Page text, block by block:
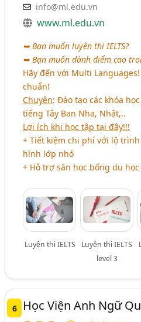
info@ml.edu.vn
www.ml.edu.vn
➥ Bạn muốn luyện thi IELTS?
➥ Bạn muốn dành điểm cao
Hãy đến với Multi
chuẩn!
Chuyên: Đào tạo các khóa
tiếng Tây Ban Nha, Nhật,..
Lợi ích khi học tập tại đây!!!
+ Tiết kiệm chi phí với lộ
hình lớp nhỏ
+ Hỗ trợ săn học bổng du
Luyện thi IELTS
Luyện thi IELTS
level 3
6 Học Viện Anh Ngữ